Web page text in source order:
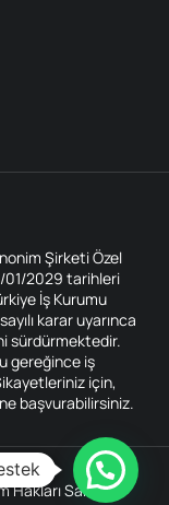
Şirketi Özel
01/2029 tarihleri
İş Kurumu
karar uyarınca
sürdürmektedir.
gereğince iş
için,
başvurabilirsiniz.
Saklıdır.